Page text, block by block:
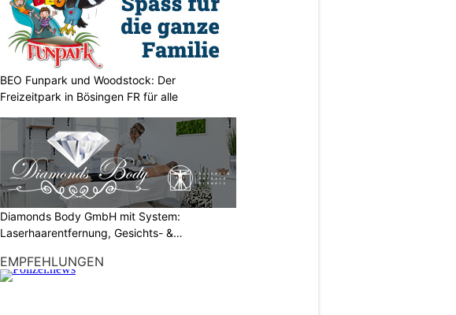
BEO Funpark und Woodstock: Der
Freizeitpark in Bösingen FR für alle
Diamonds Body GmbH mit System:
Laserhaarentfernung, Gesichts- &
EMPFEHLUNGEN